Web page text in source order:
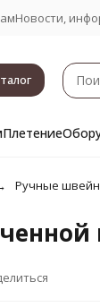
Новости,
Плетение
Ручные